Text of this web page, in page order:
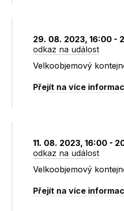
29. 08. 2023, 16:00 -
odkaz na událost
Velkoobjemový
Přejít na více
11. 08. 2023, 16:00 -
odkaz na událost
Velkoobjemový
Přejít na více